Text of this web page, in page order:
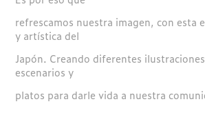
refrescamos nuestra imagen, con esta
y artística del
Japón. Creando diferentes
escenarios y
platos para darle vida a nuestra